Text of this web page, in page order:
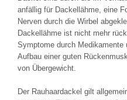
anfällig für Dackellähme, eine
Nerven durch die Wirbel
Dackellähme ist nicht mehr
Symptome durch Medikamente
Aufbau einer guten
von Übergewicht.
Der Rauhaardackel gilt